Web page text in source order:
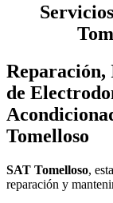
de
Tomelloso
SAT Tomelloso,
reparación y